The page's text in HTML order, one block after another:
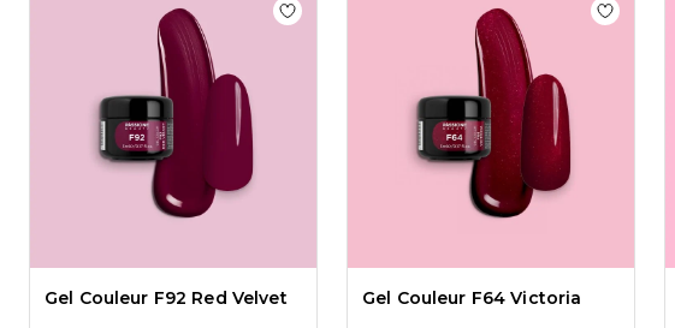
Gel Couleur F92 Red Velvet
Ajouter à la liste de souhaits Gel Couleur F92
Gel Couleur F64 Victoria
Ajouter